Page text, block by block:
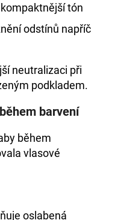
tón
odstínů napříč
neutralizaci při
podkladem.
barvení
během
vlasové
oslabená